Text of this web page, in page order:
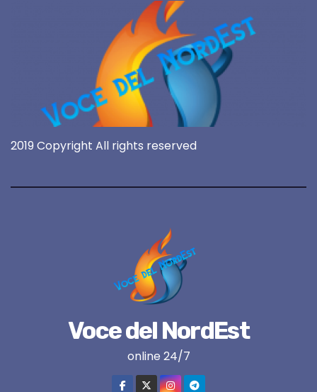
2019 Copyright All rights reserved
Voce del NordEst
online 24/7